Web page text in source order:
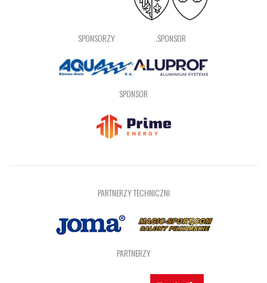
SPONSORZY .SPONSOR
SPONSOR
PARTNERZY TECHNICZNI
PARTNERZY